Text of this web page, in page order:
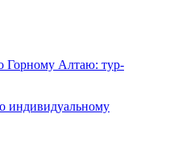
Горному Алтаю: тур-
индивидуальному